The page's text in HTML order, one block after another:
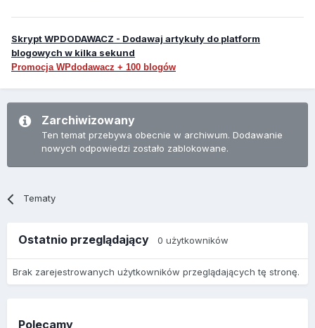
Skrypt WPDODAWACZ - Dodawaj artykuły do platform
blogowych w kilka sekund
Promocja WPdodawacz + 100 blogów
Zarchiwizowany
Ten temat przebywa obecnie w archiwum. Dodawanie
nowych odpowiedzi zostało zablokowane.
Tematy
Ostatnio przeglądający 0 użytkowników
Brak zarejestrowanych użytkowników przeglądających tę stronę.
Polecamy